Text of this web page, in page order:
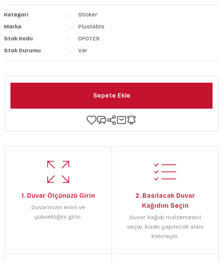
Duvar Kanvası
Kategori
Sticker
Marka
Plustablo
Stok Kodu
DF0729
Stok Durumu
Var
Sepete Ekle
1. Duvar Ölçünüzü Girin
Duvarınızın enini ve
yüksekliğini girin.
2. Basılacak Duvar
Kağıdını Seçin
Duvar kağıdı malzemesini
seçip, baskı yapılacak alanı
belirleyin.